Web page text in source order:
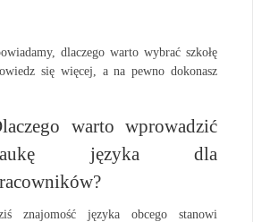
dlaczego warto wybrać szkołę
się więcej, a na pewno dokonasz
warto wprowadzić
języka dla
znajomość języka obcego stanowi